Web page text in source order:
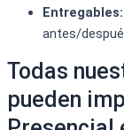
Entregables:
antes/
Todas
pueden